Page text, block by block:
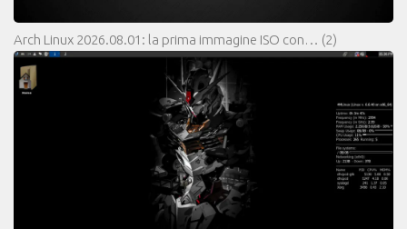
Arch Linux 2026.08.01: la prima immagine ISO con… (2)